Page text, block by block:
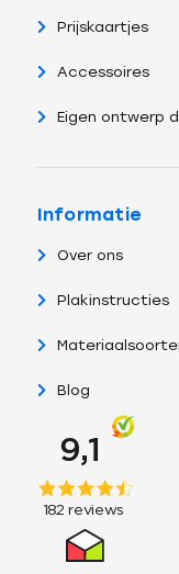
Prijskaartjes
Accessoires
Eigen ontwerp
Informatie
Over ons
Plakinstructies
Blog